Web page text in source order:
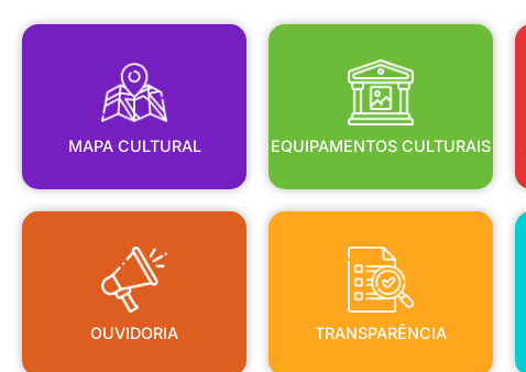
MAPA CULTURAL
MAPA CULTURAL
EQUIPAMENTOS CULTURAIS
EQUIPAMENTOS CULTURAIS
OUVIDORIA
OUVIDORIA
TRANSPARÊNCIA
TRANSPARÊNCIA